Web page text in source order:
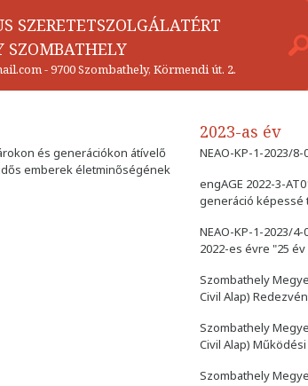
SZERETETSZOLGÁLATÉRT
SZOMBATHELY
-9700 Szombathely, Körmendi út. 2.
és generációkon átívelő
emberek életminőségének
2023-as év
NEAO-KP-1-2023/
engAGE 2022-3-
generáció
NEAO-KP-1-2023/
2022-es évre "25
Szombathely
Civil Alap)
Szombathely
Civil Alap)
Szombathely